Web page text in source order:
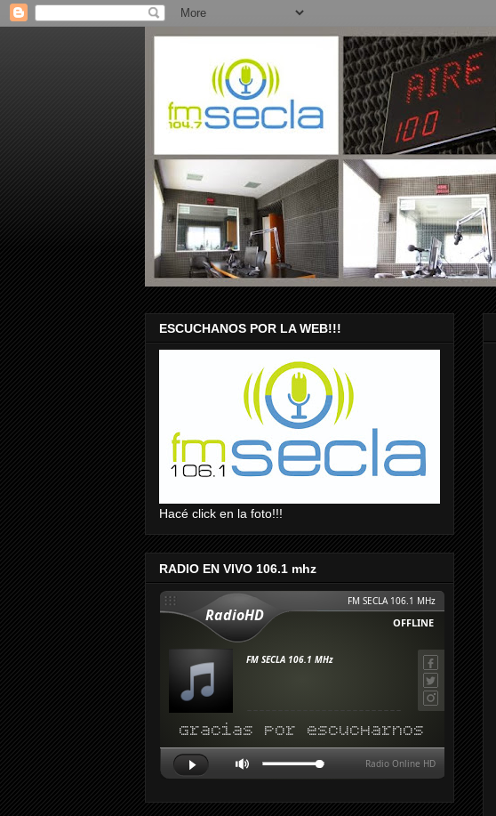
ESCUCHANOS POR LA WEB!!!
Hacé click en la foto!!!
RADIO EN VIVO 106.1 mhz